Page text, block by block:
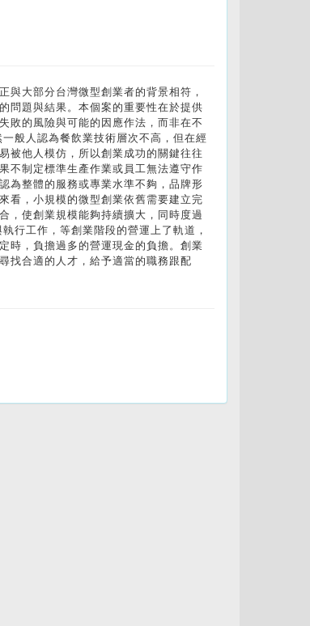
與大部分台灣微型創業者的背景相符，
問題與結果。本個案的重要性在於提供
敗的風險與可能的因應作法，而非在不
般人認為餐飲業技術層次不高，但在經
被他人模仿，所以創業成功的關鍵往往
不制定標準生產作業或員工無法遵守作
為整體的服務或專業水準不夠，品牌形
看，小規模的微型創業依舊需要建立完
，使創業規模能夠持續擴大，同時度過
行工作，等創業階段的營運上了軌道，
時，負擔過多的營運現金的負擔。創業
找合適的人才，給予適當的職務跟配